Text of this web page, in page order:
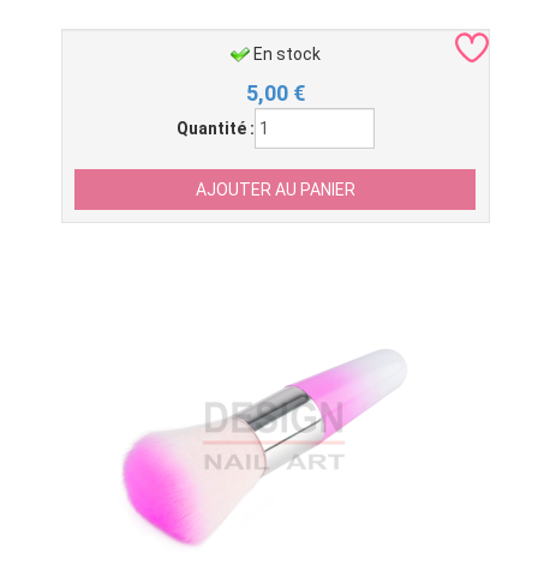
En stock
5,00 €
Quantité :